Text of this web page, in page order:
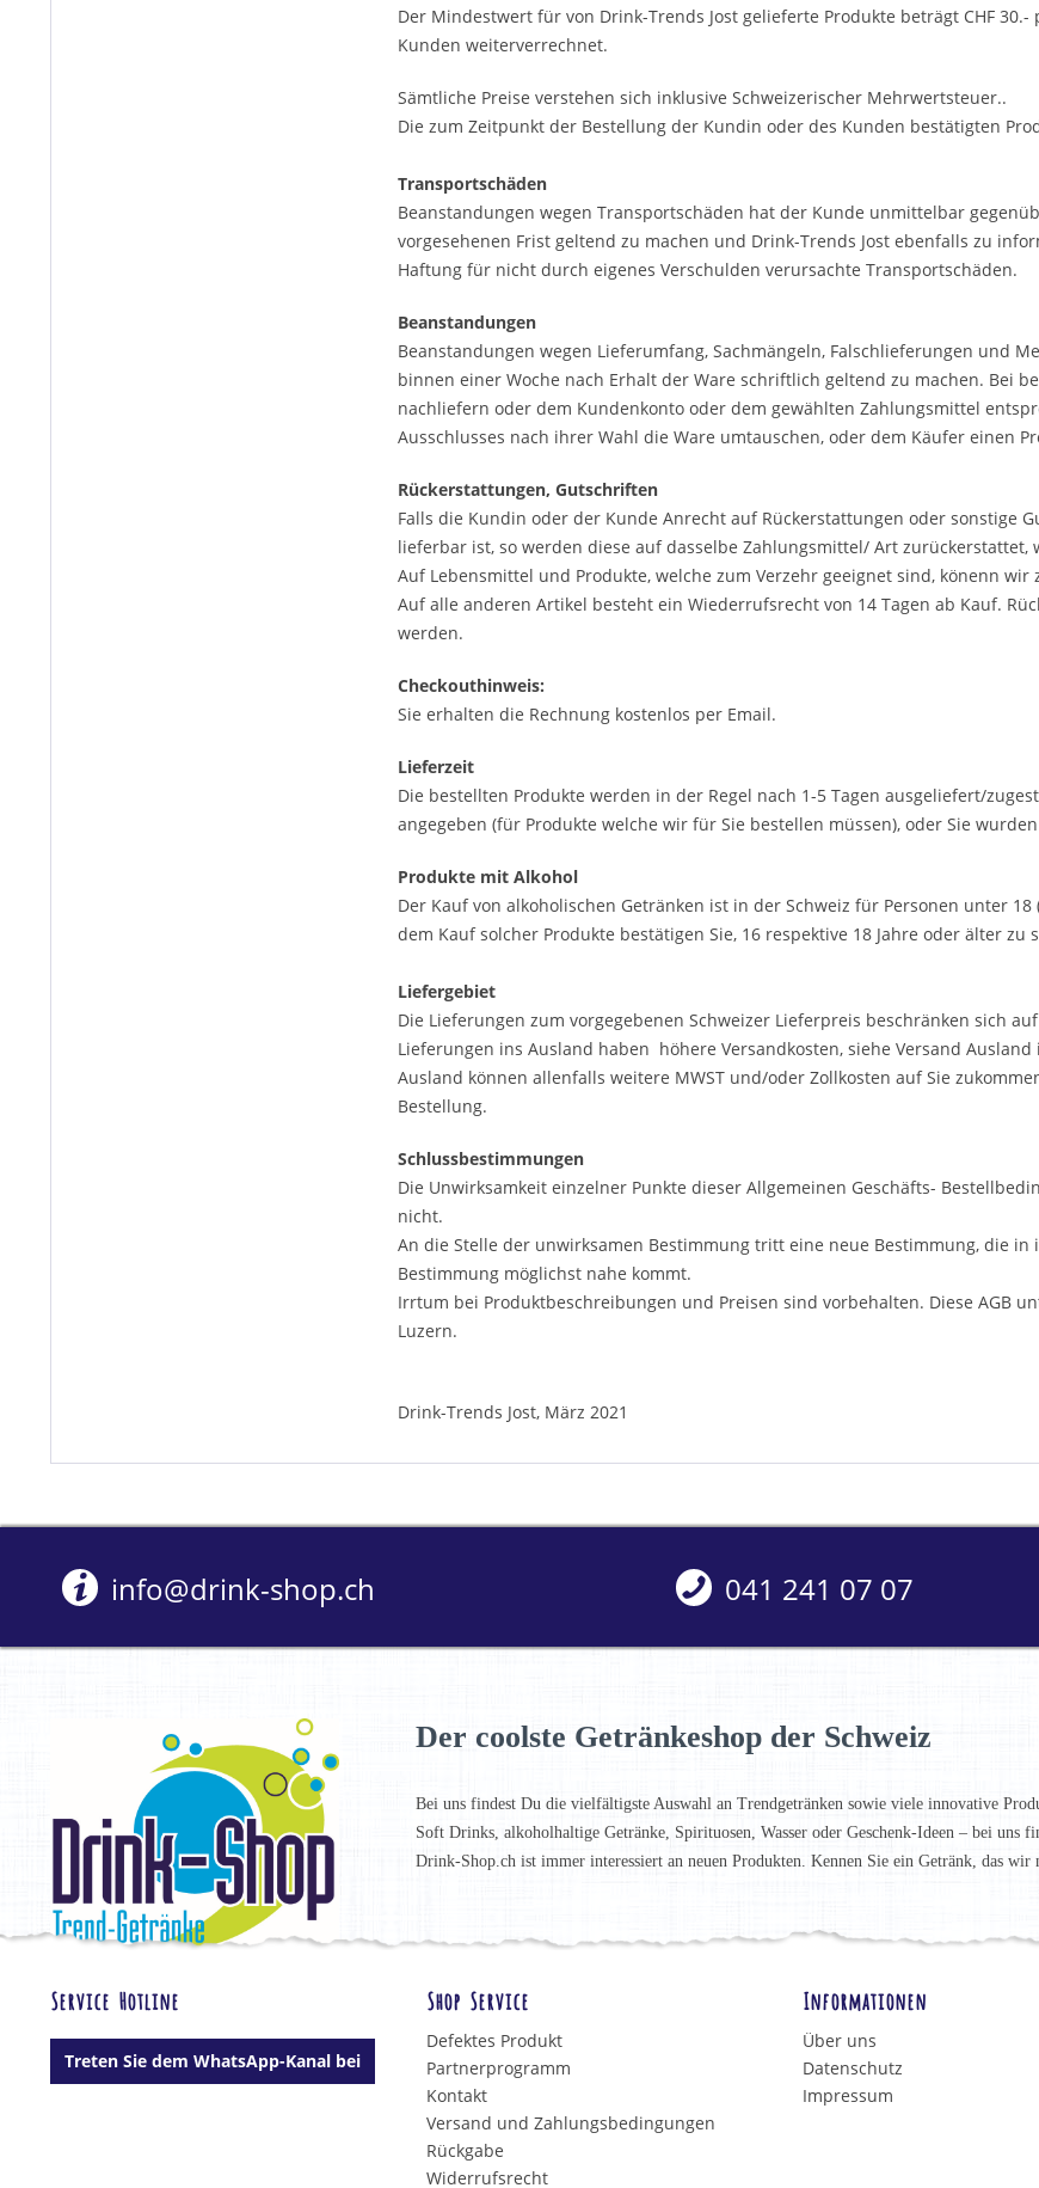
Der Mindestwert für von Drink-Trends Jost gelieferte Produkte beträgt CHF
Kunden weiterverrechnet.
Sämtliche Preise verstehen sich inklusive Schweizerischer Mehrwertsteuer..
Die zum Zeitpunkt der Bestellung der Kundin oder des Kunden bestätigten
Transportschäden
Beanstandungen wegen Transportschäden hat der Kunde unmittelbar
vorgesehenen Frist geltend zu machen und Drink-Trends Jost ebenfalls zu
Haftung für nicht durch eigenes Verschulden verursachte Transportschäden.
Beanstandungen
Beanstandungen wegen Lieferumfang, Sachmängeln, Falschlieferungen und
binnen einer Woche nach Erhalt der Ware schriftlich geltend zu machen. Bei
nachliefern oder dem Kundenkonto oder dem gewählten Zahlungsmittel
Ausschlusses nach ihrer Wahl die Ware umtauschen, oder dem Käufer einen
Rückerstattungen, Gutschriften
Falls die Kundin oder der Kunde Anrecht auf Rückerstattungen oder sonstige
lieferbar ist, so werden diese auf dasselbe Zahlungsmittel/ Art zurückerstattet,
Auf Lebensmittel und Produkte, welche zum Verzehr geeignet sind, könenn
Auf alle anderen Artikel besteht ein Wiederrufsrecht von 14 Tagen ab Kauf.
werden.
Checkouthinweis:
Sie erhalten die Rechnung kostenlos per Email.
Lieferzeit
Die bestellten Produkte werden in der Regel nach 1-5 Tagen ausgeliefert/
angegeben (für Produkte welche wir für Sie bestellen müssen), oder Sie
Produkte mit Alkohol
Der Kauf von alkoholischen Getränken ist in der Schweiz für Personen unter
dem Kauf solcher Produkte bestätigen Sie, 16 respektive 18 Jahre oder älter zu
Liefergebiet
Die Lieferungen zum vorgegebenen Schweizer Lieferpreis beschränken sich
Lieferungen ins Ausland haben höhere Versandkosten, siehe Versand
Ausland können allenfalls weitere MWST und/oder Zollkosten auf Sie
Bestellung.
Schlussbestimmungen
Die Unwirksamkeit einzelner Punkte dieser Allgemeinen Geschäfts-
nicht.
An die Stelle der unwirksamen Bestimmung tritt eine neue Bestimmung, die
Bestimmung möglichst nahe kommt.
Irrtum bei Produktbeschreibungen und Preisen sind vorbehalten. Diese AGB
Luzern.
Drink-Trends Jost, März 2021
info@drink-shop.ch 041 241 07 07
Der coolste Getränkeshop der Schweiz
Bei uns findest Du die vielfältigste Auswahl an Trendgetränken sowie viele innovative
Soft Drinks, alkoholhaltige Getränke, Spirituosen, Wasser oder Geschenk-Ideen – bei uns
Drink-Shop.ch ist immer interessiert an neuen Produkten. Kennen Sie ein Getränk, das
Service Hotline
Treten Sie dem WhatsApp-Kanal bei
Shop Service
Defektes Produkt
Partnerprogramm
Kontakt
Versand und Zahlungsbedingungen
Rückgabe
Widerrufsrecht
Informationen
Über uns
Datenschutz
Impressum